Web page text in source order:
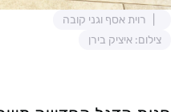
רוית אסף וגני קובה
צילום: איציק בירן